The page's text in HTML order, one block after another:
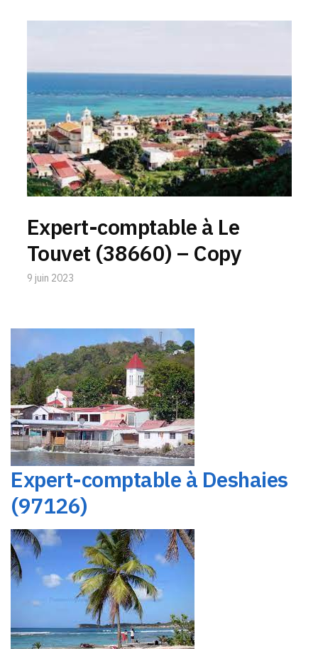
Expert-comptable à Le
Touvet (38660) – Copy
9 juin 2023
Expert-comptable à Deshaies
(97126)